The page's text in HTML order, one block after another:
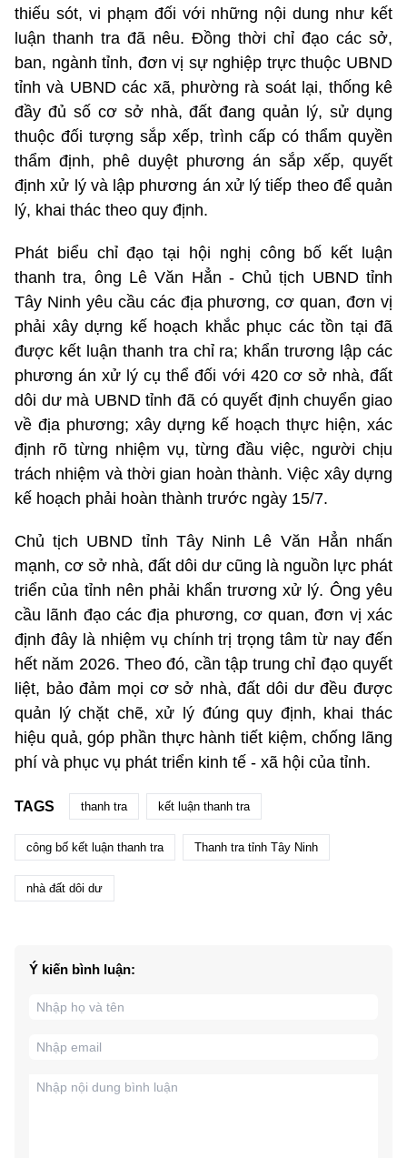
thiếu sót, vi phạm đối với những nội dung như kết
luận thanh tra đã nêu. Đồng thời chỉ đạo các sở,
ban, ngành tỉnh, đơn vị sự nghiệp trực thuộc UBND
tỉnh và UBND các xã, phường rà soát lại, thống kê
đầy đủ số cơ sở nhà, đất đang quản lý, sử dụng
thuộc đối tượng sắp xếp, trình cấp có thẩm quyền
thẩm định, phê duyệt phương án sắp xếp, quyết
định xử lý và lập phương án xử lý tiếp theo để quản
lý, khai thác theo quy định.
Phát biểu chỉ đạo tại hội nghị công bố kết luận
thanh tra, ông Lê Văn Hẳn - Chủ tịch UBND tỉnh
Tây Ninh yêu cầu các địa phương, cơ quan, đơn vị
phải xây dựng kế hoạch khắc phục các tồn tại đã
được kết luận thanh tra chỉ ra; khẩn trương lập các
phương án xử lý cụ thể đối với 420 cơ sở nhà, đất
dôi dư mà UBND tỉnh đã có quyết định chuyển giao
về địa phương; xây dựng kế hoạch thực hiện, xác
định rõ từng nhiệm vụ, từng đầu việc, người chịu
trách nhiệm và thời gian hoàn thành. Việc xây dựng
kế hoạch phải hoàn thành trước ngày 15/7.
Chủ tịch UBND tỉnh Tây Ninh Lê Văn Hẳn nhấn
mạnh, cơ sở nhà, đất dôi dư cũng là nguồn lực phát
triển của tỉnh nên phải khẩn trương xử lý. Ông yêu
cầu lãnh đạo các địa phương, cơ quan, đơn vị xác
định đây là nhiệm vụ chính trị trọng tâm từ nay đến
hết năm 2026. Theo đó, cần tập trung chỉ đạo quyết
liệt, bảo đảm mọi cơ sở nhà, đất dôi dư đều được
quản lý chặt chẽ, xử lý đúng quy định, khai thác
hiệu quả, góp phần thực hành tiết kiệm, chống lãng
phí và phục vụ phát triển kinh tế - xã hội của tỉnh.
TAGS thanh tra kết luận thanh tra
công bố kết luận thanh tra Thanh tra tỉnh Tây Ninh
nhà đất dôi dư
Ý kiến bình luận: